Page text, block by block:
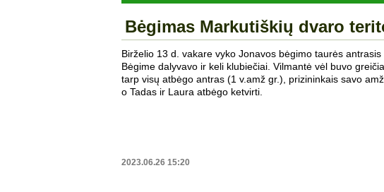
Bėgimas Markutiškių dvaro
Birželio 13 d. vakare vyko Jonavos bėgimo taurės antrasis
Bėgime dalyvavo ir keli klubiečiai. Vilmantė vėl buvo
tarp visų atbėgo antras (1 v.amž gr.), prizininkais savo
o Tadas ir Laura atbėgo ketvirti.
2023.06.26 15:20